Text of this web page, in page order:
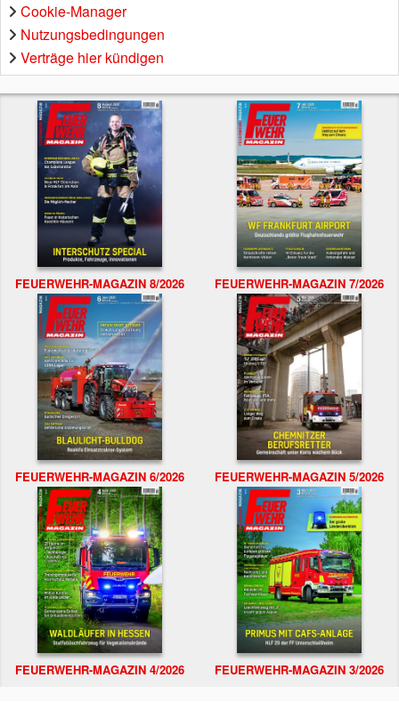
Cookie-Manager
Nutzungsbedingungen
Verträge hier kündigen
FEUERWEHR-MAGAZIN 8/2026 FEUERWEHR-MAGAZIN 7/2026
FEUERWEHR-MAGAZIN 6/2026 FEUERWEHR-MAGAZIN 5/2026
FEUERWEHR-MAGAZIN 4/2026 FEUERWEHR-MAGAZIN 3/2026